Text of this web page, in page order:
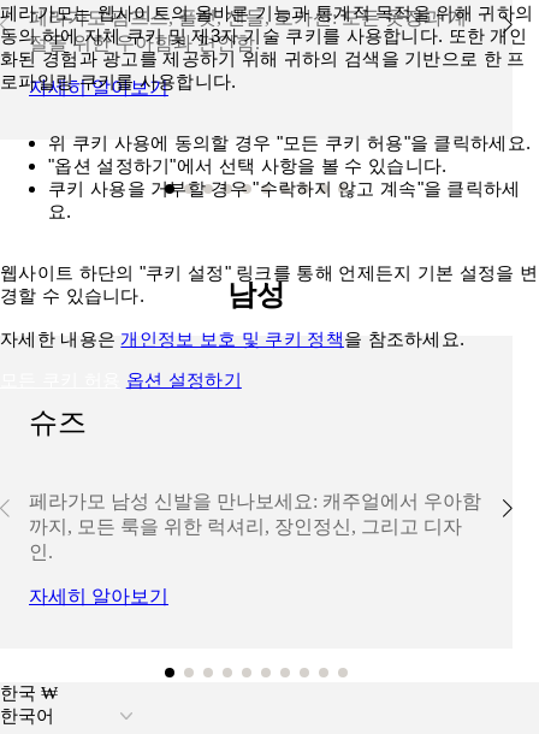
페라가모 펌프스, 플랫, 샌들, 모카신: 모든 옷장과 계
절을 위한 우아함과 편안함.
자세히 알아보기
남성
슈즈
페라가모 남성 신발을 만나보세요: 캐주얼에서 우아함
까지, 모든 룩을 위한 럭셔리, 장인정신, 그리고 디자
인.
자세히 알아보기
한국 ₩
한국어
페라가모는 웹사이트의 올바른 기능과 통계적 목적을 위해 귀하의
동의 하에 자체 쿠키 및 제3자 기술 쿠키를 사용합니다. 또한 개인
화된 경험과 광고를 제공하기 위해 귀하의 검색을 기반으로 한 프
로파일링 쿠키를 사용합니다.
위 쿠키 사용에 동의할 경우 "모든 쿠키 허용"을 클릭하세요.
"옵션 설정하기"에서 선택 사항을 볼 수 있습니다.
쿠키 사용을 거부할 경우 "수락하지 않고 계속"을 클릭하세
요.
웹사이트 하단의 "쿠키 설정" 링크를 통해 언제든지 기본 설정을 변
경할 수 있습니다.
자세한 내용은개인정보 보호 및 쿠키 정책을 참조하세요.
옵션 설정하기